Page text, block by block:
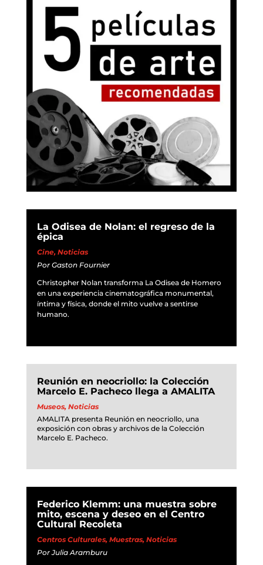
La Odisea de Nolan: el regreso de la
épica
Cine, Noticias
Por Gaston Fournier
Christopher Nolan transforma La Odisea de Homero
en una experiencia cinematográfica monumental,
íntima y física, donde el mito vuelve a sentirse
humano.
Reunión en neocriollo: la Colección
Marcelo E. Pacheco llega a AMALITA
Museos, Noticias
AMALITA presenta Reunión en neocriollo, una
exposición con obras y archivos de la Colección
Marcelo E. Pacheco.
Federico Klemm: una muestra sobre
mito, escena y deseo en el Centro
Cultural Recoleta
Centros Culturales, Muestras, Noticias
PorJulia Aramburu